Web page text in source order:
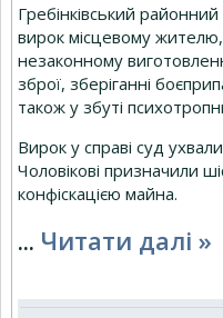
Гребінківський
вирок місцевому
незаконному
зброї, зберіганні
також у збуті
Вирок у справі суд
Чоловікові призначили
конфіскацією майна.
... Читати далі »